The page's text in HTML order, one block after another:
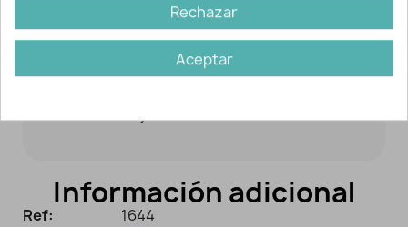
Aplique para coser o pegar. En el caso de
pegarlas se recomienda emplear el
pegamento HT2 de la casa Gütermann.
Información adicional
Ref:
1644
Rechazar
Aceptar